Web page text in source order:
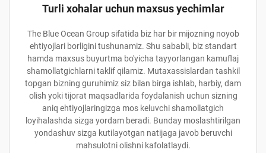
Turli xohalar uchun maxsus yechimlar
The Blue Ocean Group sifatida biz har bir mijozning noyob
ehtiyojlari borligini tushunamiz. Shu sababli, biz standart
hamda maxsus buyurtma bo'yicha tayyorlangan kamuflaj
shamollatgichlarni taklif qilamiz. Mutaxassislardan tashkil
topgan bizning guruhimiz siz bilan birga ishlab, harbiy, dam
olish yoki tijorat maqsadlarida foydalanish uchun sizning
aniq ehtiyojlaringizga mos keluvchi shamollatgich
loyihalashda sizga yordam beradi. Bunday moslashtirilgan
yondashuv sizga kutilayotgan natijaga javob beruvchi
mahsulotni olishni kafolatlaydi.